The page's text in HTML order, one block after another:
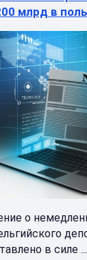
млрд в
о
в силе ...